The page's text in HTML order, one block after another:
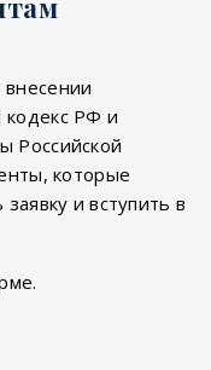
кодекс РФ и
Российской
которые
и вступить в